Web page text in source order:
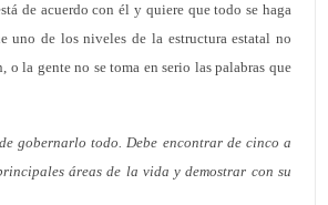
de acuerdo con él y quiere que todo se haga
uno de los niveles de la estructura estatal no
la gente no se toma en serio las palabras que
gobernarlo todo. Debe encontrar de cinco a
áreas de la vida y demostrar con su